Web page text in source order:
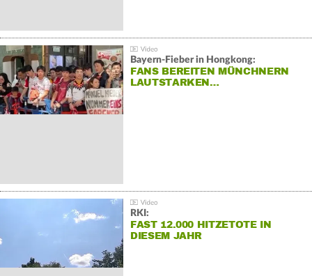
Bayern-Fieber in Hongkong:
FANS BEREITEN MÜNCHNERN
LAUTSTARKEN…
RKI:
FAST 12.000 HITZETOTE IN
DIESEM JAHR